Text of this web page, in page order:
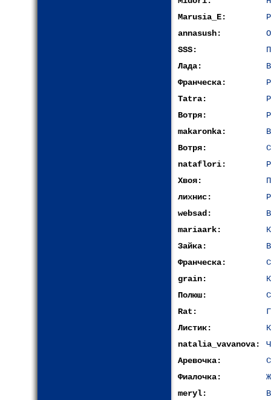
Marusia_E:
annasush:
SSS:
Лада:
Франческа:
Tatra:
Вотря:
makaronka:
Вотря:
nataflori:
Хвоя:
лихнис:
websad:
mariaark:
Зайка:
Франческа:
grain:
Полюш:
Rat:
Листик:
natalia_vavanova:
Аревочка:
Фиалочка:
meryl: